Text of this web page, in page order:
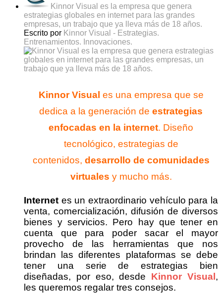
Kinnor Visual es la empresa que genera
estrategias globales en internet para las grandes
empresas, un trabajo que ya lleva más de 18 años.
Escrito por Kinnor Visual - Estrategias.
Entrenamientos. Innovaciones.
Kinnor Visual es una empresa que se
dedica a la generación de estrategias
enfocadas en la internet. Diseño
tecnológico, estrategias de
contenidos, desarrollo de comunidades
virtuales y mucho más.
Internet es un extraordinario vehículo para la
venta, comercialización, difusión de diversos
bienes y servicios. Pero hay que tener en
cuenta que para poder sacar el mayor
provecho de las herramientas que nos
brindan las diferentes plataformas se debe
tener una serie de estrategias bien
diseñadas, por eso, desde Kinnor Visual ,
les queremos regalar tres consejos.